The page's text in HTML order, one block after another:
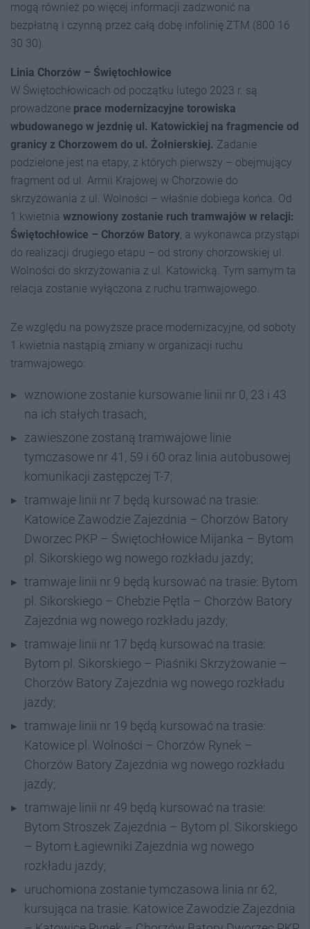
mogą również po więcej informacji zadzwonić na
bezpłatną i czynną przez całą dobę infolinię ZTM (800 16
30 30).
Linia Chorzów – Świętochłowice
W Świętochłowicach od początku lutego 2023 r. są
prowadzone prace modernizacyjne torowiska
wbudowanego w jezdnię ul. Katowickiej na fragmencie od
granicy z Chorzowem do ul. Żołnierskiej. Zadanie
podzielone jest na etapy, z których pierwszy – obejmujący
fragment od ul. Armii Krajowej w Chorzowie do
skrzyżowania z ul. Wolności – właśnie dobiega końca. Od
1 kwietnia wznowiony zostanie ruch tramwajów w relacji:
Świętochłowice – Chorzów Batory, a wykonawca przystąpi
do realizacji drugiego etapu – od strony chorzowskiej ul.
Wolności do skrzyżowania z ul. Katowicką. Tym samym ta
relacja zostanie wyłączona z ruchu tramwajowego.
Ze względu na powyższe prace modernizacyjne, od soboty
1 kwietnia nastąpią zmiany w organizacji ruchu
tramwajowego:
wznowione zostanie kursowanie linii nr 0, 23 i 43
na ich stałych trasach;
zawieszone zostaną tramwajowe linie
tymczasowe nr 41, 59 i 60 oraz linia autobusowej
komunikacji zastępczej T-7;
tramwaje linii nr 7 będą kursować na trasie:
Katowice Zawodzie Zajezdnia – Chorzów Batory
Dworzec PKP – Świętochłowice Mijanka – Bytom
pl. Sikorskiego wg nowego rozkładu jazdy;
tramwaje linii nr 9 będą kursować na trasie: Bytom
pl. Sikorskiego – Chebzie Pętla – Chorzów Batory
Zajezdnia wg nowego rozkładu jazdy;
tramwaje linii nr 17 będą kursować na trasie:
Bytom pl. Sikorskiego – Piaśniki Skrzyżowanie –
Chorzów Batory Zajezdnia wg nowego rozkładu
jazdy;
tramwaje linii nr 19 będą kursować na trasie:
Katowice pl. Wolności – Chorzów Rynek –
Chorzów Batory Zajezdnia wg nowego rozkładu
jazdy;
tramwaje linii nr 49 będą kursować na trasie:
Bytom Stroszek Zajezdnia – Bytom pl. Sikorskiego
– Bytom Łagiewniki Zajezdnia wg nowego
rozkładu jazdy;
uruchomiona zostanie tymczasowa linia nr 62,
kursująca na trasie: Katowice Zawodzie Zajezdnia